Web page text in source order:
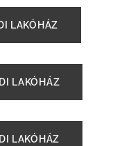
LAKÓHÁZ
LAKÓHÁZ
LAKÓHÁZ